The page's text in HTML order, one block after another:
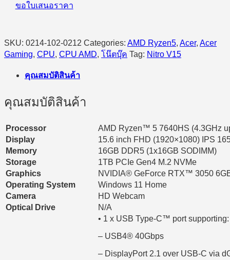
ขอใบเสนอราคา
SKU: 0214-102-0212 Categories: AMD Ryzen5, Acer, Acer
Gaming, CPU, CPU AMD, โน๊ตบุ๊ค Tag: Nitro V15
คุณสมบัติสินค้า
คุณสมบัติสินค้า
Processor
AMD Ryzen™ 5 7640HS (4.3GHz
Display
15.6 inch FHD (1920×1080) IPS
Memory
16GB DDR5 (1x16GB SODIMM)
Storage
1TB PCIe Gen4 M.2 NVMe
Graphics
NVIDIA® GeForce RTX™ 3050
Operating System
Windows 11 Home
Camera
HD Webcam
Optical Drive
N/A
• 1 x USB Type-C™ port supporting:
– USB4® 40Gbps
– DisplayPort 2.1 over USB-C via